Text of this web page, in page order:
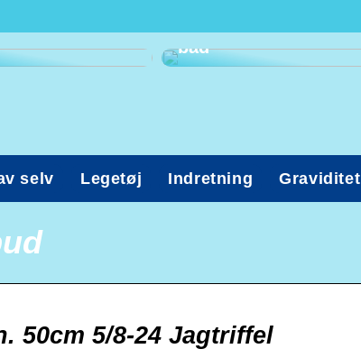
Kig med
Ohøj! Det er tid til
bad
selv Legetøj Indretning Graviditet
50cm 5/8-24 Jagtriffel